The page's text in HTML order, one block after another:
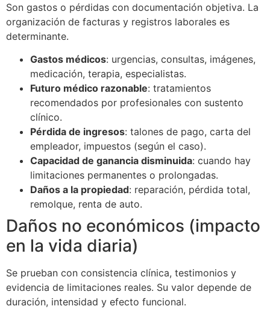
Son gastos o pérdidas con documentación objetiva. La
organización de facturas y registros laborales es
determinante.
Gastos médicos: urgencias, consultas, imágenes,
medicación, terapia, especialistas.
Futuro médico razonable: tratamientos
recomendados por profesionales con sustento
clínico.
Pérdida de ingresos: talones de pago, carta del
empleador, impuestos (según el caso).
Capacidad de ganancia disminuida: cuando hay
limitaciones permanentes o prolongadas.
Daños a la propiedad: reparación, pérdida total,
remolque, renta de auto.
Daños no económicos (impacto
en la vida diaria)
Se prueban con consistencia clínica, testimonios y
evidencia de limitaciones reales. Su valor depende de
duración, intensidad y efecto funcional.